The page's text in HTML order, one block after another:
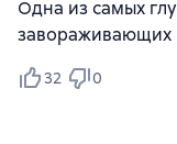
Одна из самых
завораживающих
32 0